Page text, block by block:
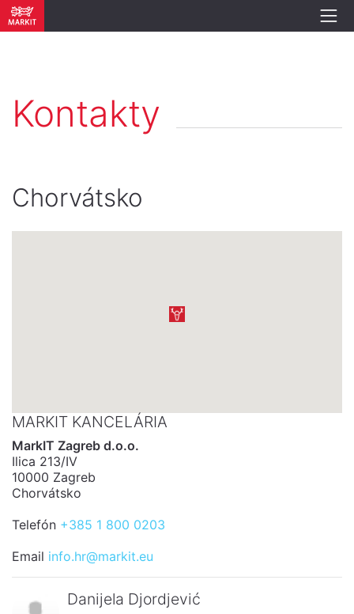
Kontakty
Chorvátsko
MARKIT KANCELÁRIA
MarkIT Zagreb d.o.o.
Ilica 213/IV
10000 Zagreb
Chorvátsko
Telefón +385 1 800 0203
Email info.hr@markit.eu
Danijela Djordjević